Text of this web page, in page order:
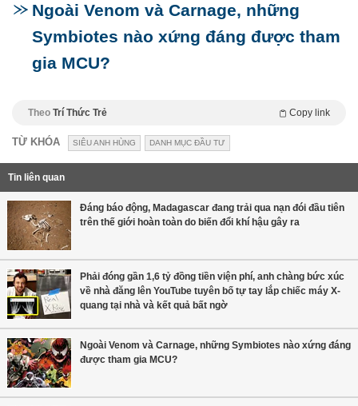
Ngoài Venom và Carnage, những
Symbiotes nào xứng đáng được tham
gia MCU?
Theo Trí Thức Trẻ Copy link
TỪ KHÓA SIÊU ANH HÙNG DANH MỤC ĐẦU TƯ
Tin liên quan
Đáng báo động, Madagascar đang trải qua nạn đói đầu tiên
trên thế giới hoàn toàn do biến đổi khí hậu gây ra
Phải đóng gần 1,6 tỷ đồng tiền viện phí, anh chàng bức xúc
về nhà đăng lên YouTube tuyên bố tự tay lắp chiếc máy X-
quang tại nhà và kết quả bất ngờ
Ngoài Venom và Carnage, những Symbiotes nào xứng đáng
được tham gia MCU?